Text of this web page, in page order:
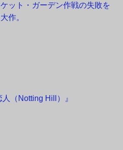
ット・ガーデン作戦の失敗を
作。
（Notting Hill）』